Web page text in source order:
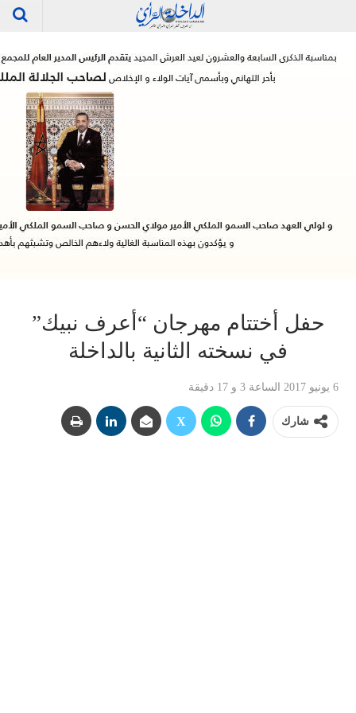
حفل أختتام مهرجان “أعرف نبيك”
في نسخته الثانية بالداخلة
6 يونيو 2017 الساعة 3 و 17 دقيقة
شارك